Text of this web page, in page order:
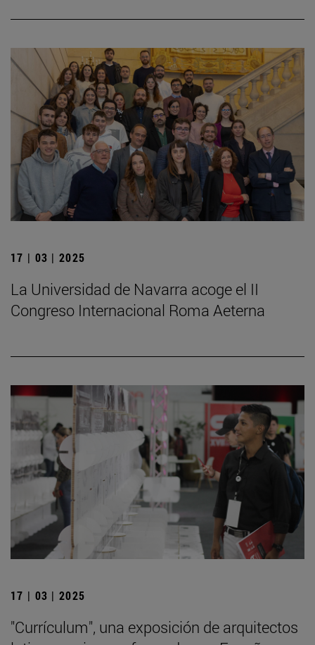
17 | 03 | 2025
La Universidad de Navarra acoge el II
Congreso Internacional Roma Aeterna
17 | 03 | 2025
"Currículum", una exposición de arquitectos